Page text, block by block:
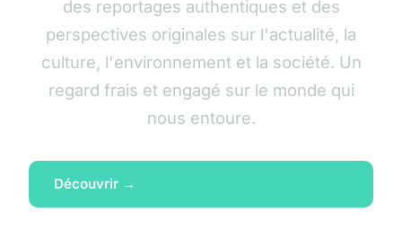
des reportages authentiques et des
perspectives originales sur l'actualité, la
culture, l'environnement et la société. Un
regard frais et engagé sur le monde qui
nous entoure.
Découvrir →